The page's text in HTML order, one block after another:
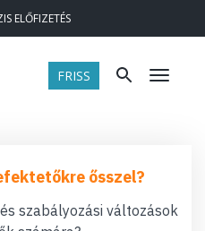
ELŐFIZETÉS
FRISS Menü
ősszel?
szabályozási változások